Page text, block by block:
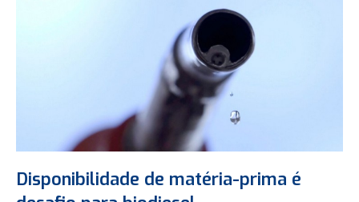
Disponibilidade de matéria-prima é